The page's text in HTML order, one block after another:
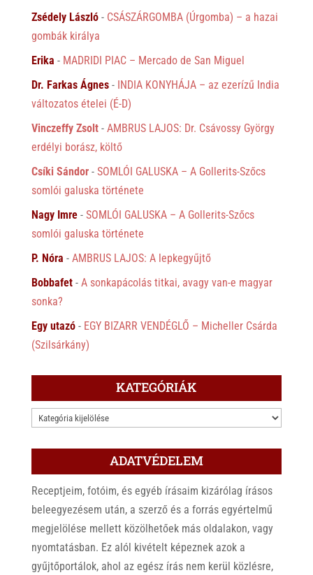
Zsédely László- CSÁSZÁRGOMBA (Úrgomba) – a hazai
gombák királya
Erika - MADRIDI PIAC – Mercado de San Miguel
Dr. Farkas Ágnes- INDIA KONYHÁJA – az ezerízű India
változatos ételei (É-D)
Vinczeffy Zsolt- AMBRUS LAJOS: Dr. Csávossy György
erdélyi borász, költő
Csíki Sándor- SOMLÓI GALUSKA – A Gollerits-Szőcs
somlói galuska története
Nagy Imre- SOMLÓI GALUSKA – A Gollerits-Szőcs
somlói galuska története
P. Nóra - AMBRUS LAJOS: A lepkegyűjtő
Bobbafet- A sonkapácolás titkai, avagy van-e magyar
sonka?
Egy utazó- EGY BIZARR VENDÉGLŐ – Micheller Csárda
(Szilsárkány)
KATEGÓRIÁK
KATEGÓRIÁK
ADATVÉDELEM
Receptjeim, fotóim, és egyéb írásaim kizárólag írásos
beleegyezésem után, a szerző és a forrás egyértelmű
megjelölése mellett közölhetőek más oldalakon, vagy
nyomtatásban. Ez alól kivételt képeznek azok a
gyűjtőportálok, ahol az egész írás nem kerül közlésre,